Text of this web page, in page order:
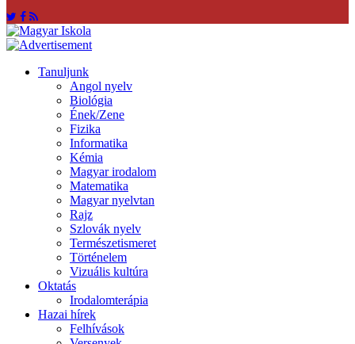
Tanuljunk
Angol nyelv
Biológia
Ének/Zene
Fizika
Informatika
Kémia
Magyar irodalom
Matematika
Magyar nyelvtan
Rajz
Szlovák nyelv
Természetismeret
Történelem
Vizuális kultúra
Oktatás
Irodalomterápia
Hazai hírek
Felhívások